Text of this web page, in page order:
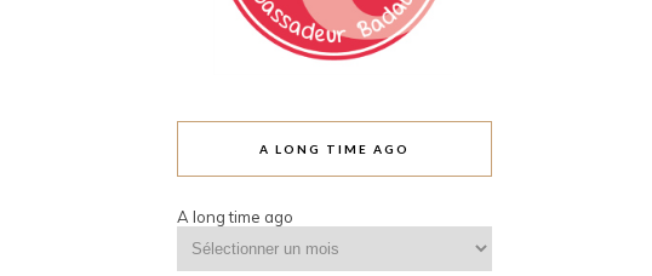
A LONG TIME AGO
A long time ago